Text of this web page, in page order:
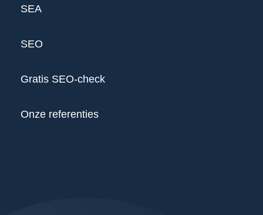
SEA
SEO
Gratis SEO-check
Onze referenties